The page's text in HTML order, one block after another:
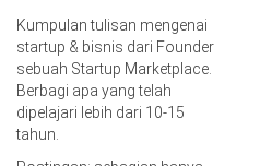
Kumpulan tulisan mengenai
startup & bisnis dari Founder
sebuah Startup Marketplace.
Berbagi apa yang telah
dipelajari lebih dari 10-15
tahun.